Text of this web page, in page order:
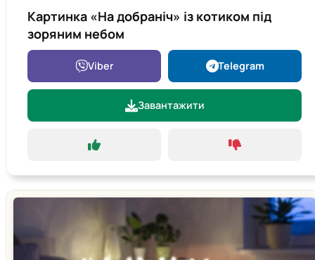
Картинка «На добраніч» із котиком під
зоряним небом
Viber Telegram
Завантажити